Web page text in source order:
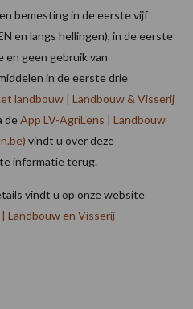
bemesting in de eerste vijf
en langs hellingen), in de eerste
geen gebruik van
in de eerste drie
landbouw | Landbouw & Visserij
deApp LV-AgriLens | Landbouw
vindt u over deze
informatie terug.
vindt u op onze website
Landbouw en Visserij